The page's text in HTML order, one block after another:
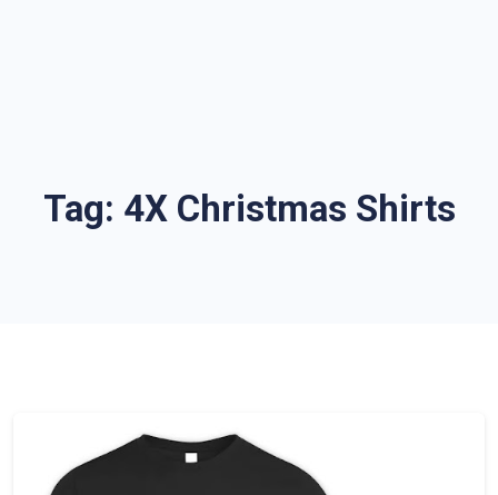
Tag: 4X Christmas Shirts